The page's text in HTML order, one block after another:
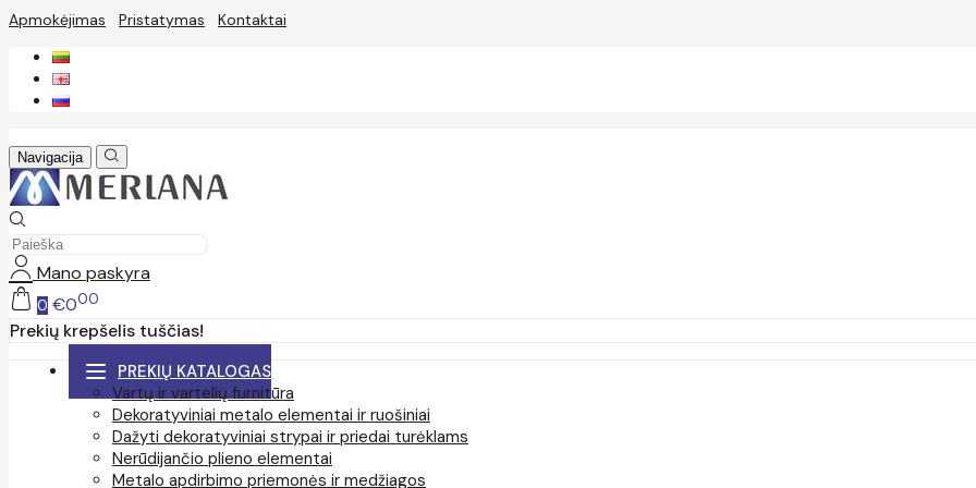
Apmokėjimas Pristatymas Kontaktai
Navigacija
Mano paskyra
0 €000
Prekių krepšelis tuščias!
PREKIŲ KATALOGAS
Vartų ir vartelių furnitūra
Dekoratyviniai metalo elementai ir ruošiniai
Dažyti dekoratyviniai strypai ir priedai turėklams
Nerūdijančio plieno elementai
Metalo apdirbimo priemonės ir medžiagos